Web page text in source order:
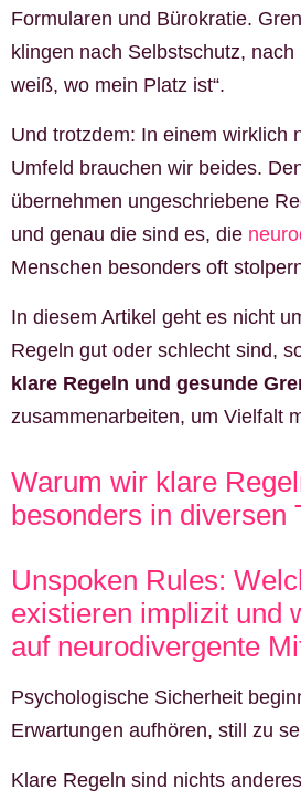
Formularen und Bürokratie.
klingen nach Selbstschutz, nach
weiß, wo mein Platz ist“.
Und trotzdem: In einem wirklich
Umfeld brauchen wir beides.
übernehmen ungeschriebene
und genau die sind es, die
Menschen besonders oft
In diesem Artikel geht es nicht
Regeln gut oder schlecht sind,
klare Regeln und gesunde
zusammenarbeiten, um Vielfalt
Warum wir klare
besonders in diversen
Unspoken Rules:
existieren implizit und
auf neurodivergente
Psychologische Sicherheit
Erwartungen aufhören, still zu
Klare Regeln sind nichts